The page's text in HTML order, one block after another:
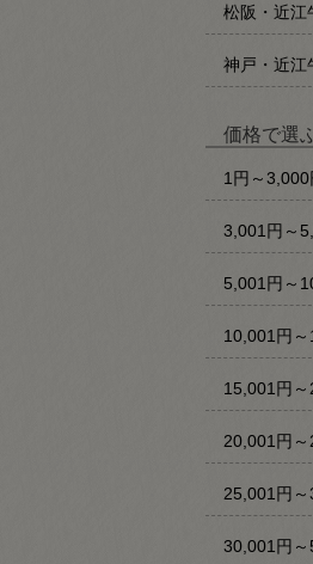
松阪・近江
神戸・近江
価格で選
1円～3,000
3,001円～
5,001円～
10,001円
15,001円～
20,001円～
25,001円～
30,001円～